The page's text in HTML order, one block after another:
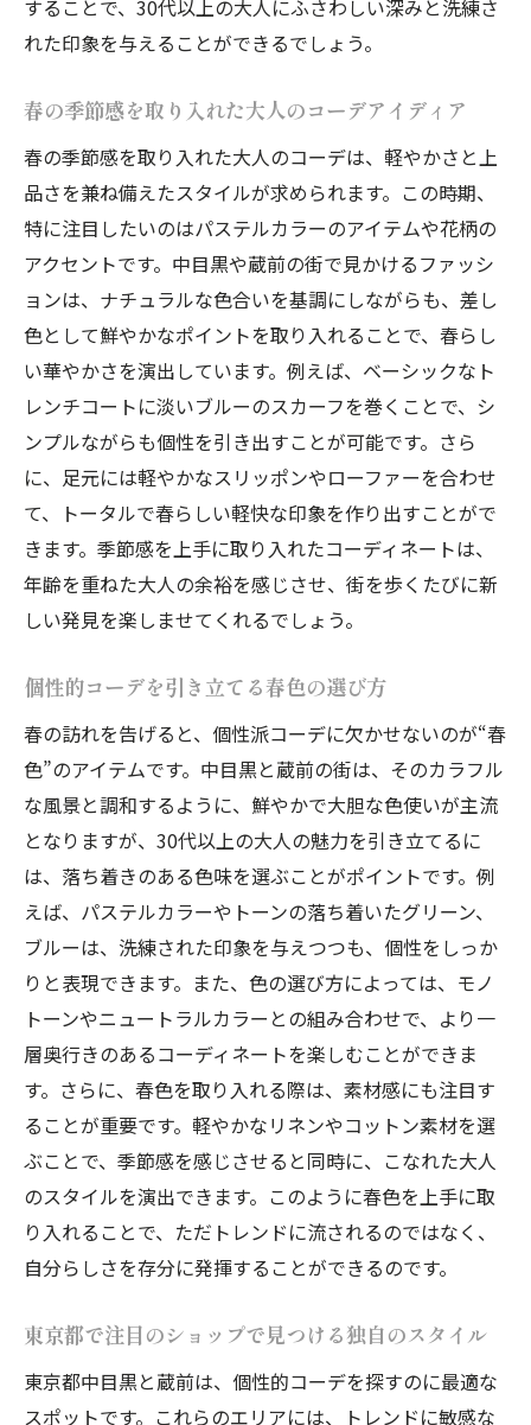
することで、30代以上の大人にふさわしい深みと洗練さ
れた印象を与えることができるでしょう。
春の季節感を取り入れた大人のコーデアイディア
春の季節感を取り入れた大人のコーデは、軽やかさと上
品さを兼ね備えたスタイルが求められます。この時期、
特に注目したいのはパステルカラーのアイテムや花柄の
アクセントです。中目黒や蔵前の街で見かけるファッシ
ョンは、ナチュラルな色合いを基調にしながらも、差し
色として鮮やかなポイントを取り入れることで、春らし
い華やかさを演出しています。例えば、ベーシックなト
レンチコートに淡いブルーのスカーフを巻くことで、シ
ンプルながらも個性を引き出すことが可能です。さら
に、足元には軽やかなスリッポンやローファーを合わせ
て、トータルで春らしい軽快な印象を作り出すことがで
きます。季節感を上手に取り入れたコーディネートは、
年齢を重ねた大人の余裕を感じさせ、街を歩くたびに新
しい発見を楽しませてくれるでしょう。
個性的コーデを引き立てる春色の選び方
春の訪れを告げると、個性派コーデに欠かせないのが“春
色”のアイテムです。中目黒と蔵前の街は、そのカラフル
な風景と調和するように、鮮やかで大胆な色使いが主流
となりますが、30代以上の大人の魅力を引き立てるに
は、落ち着きのある色味を選ぶことがポイントです。例
えば、パステルカラーやトーンの落ち着いたグリーン、
ブルーは、洗練された印象を与えつつも、個性をしっか
りと表現できます。また、色の選び方によっては、モノ
トーンやニュートラルカラーとの組み合わせで、より一
層奥行きのあるコーディネートを楽しむことができま
す。さらに、春色を取り入れる際は、素材感にも注目す
ることが重要です。軽やかなリネンやコットン素材を選
ぶことで、季節感を感じさせると同時に、こなれた大人
のスタイルを演出できます。このように春色を上手に取
り入れることで、ただトレンドに流されるのではなく、
自分らしさを存分に発揮することができるのです。
東京都で注目のショップで見つける独自のスタイル
東京都中目黒と蔵前は、個性的コーデを探すのに最適な
スポットです。これらのエリアには、トレンドに敏感な